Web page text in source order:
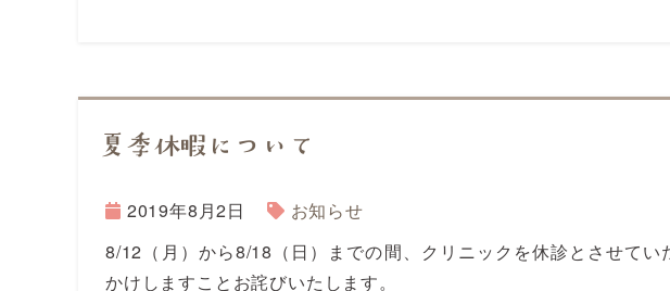
夏季休暇について
2019年8月2日
お知らせ
8/12（月）から8/18（日）までの間、クリニックを休診とさせて
かけしますことお詫びいたします。